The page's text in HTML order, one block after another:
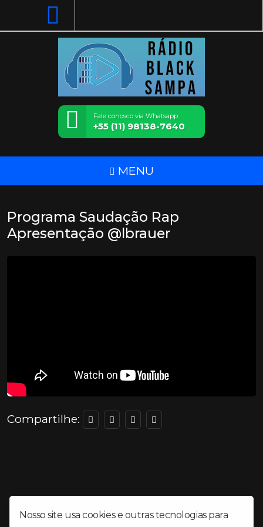
Fale conosco via Whatsapp:
+55 (11) 98138-7640
MENU
Programa Saudação Rap
Apresentação @lbrauer
Compartilhe:
Nosso site usa cookies e outras tecnologias para